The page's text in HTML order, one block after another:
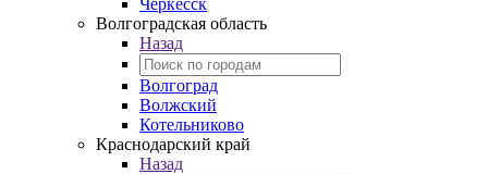
Черкесск
Волгоградская область
Назад
Волгоград
Волжский
Котельниково
Краснодарский край
Назад